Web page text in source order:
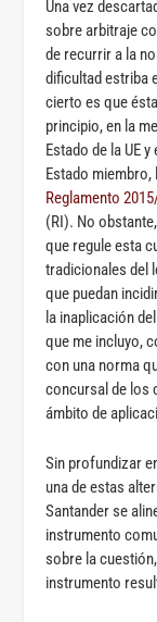
Una vez
sobre arbitraje
de recurrir a la
dificultad estriba
cierto es que
principio, en la
Estado de la UE
Estado miembro,
Reglamento
(RI). No
que regule esta
tradicionales del
que puedan
la inaplicación
que me incluyo,
con una norma
concursal de los
ámbito de
Sin profundizar
una de estas
Santander se
instrumento
sobre la
instrumento